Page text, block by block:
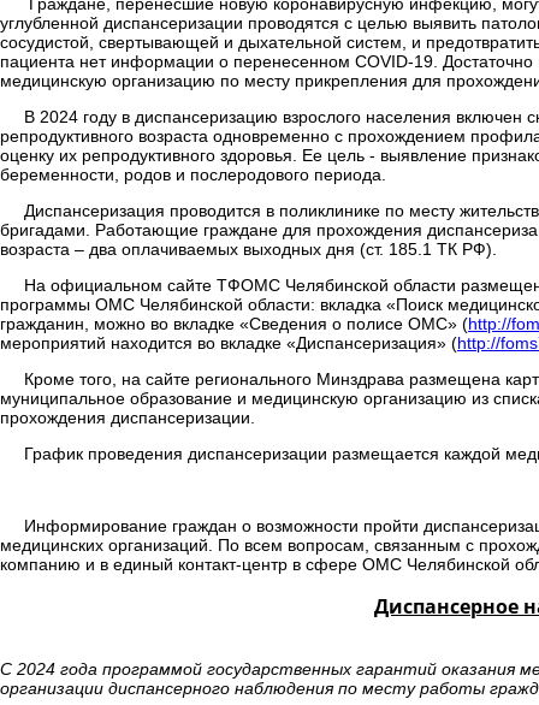
углубленной диспансеризации проводятся с целью выявить
сосудистой, свертывающей и дыхательной систем, и
пациента нет информации о перенесенном COVID-19. Достаточно
медицинскую организацию по месту прикрепления для
В 2024 году в диспансеризацию взрослого населения включен
репродуктивного возраста одновременно с прохождением
оценку их репродуктивного здоровья. Ее цель - выявление
беременности, родов и послеродового периода.
Диспансеризация проводится в поликлинике по месту
бригадами. Работающие граждане для прохождения
возраста – два оплачиваемых выходных дня (ст. 185.1 ТК РФ).
На официальном сайте ТФОМС Челябинской области
программы ОМС Челябинской области: вкладка «Поиск
гражданин, можно во вкладке «Сведения о полисе ОМС» (http://
мероприятий находится во вкладке «Диспансеризация» (http://
Кроме того, на сайте регионального Минздрава размещена
муниципальное образование и медицинскую организацию из
прохождения диспансеризации.
График проведения диспансеризации размещается каждой
Информирование граждан о возможности пройти
медицинских организаций. По всем вопросам, связанным с
компанию и в единый контакт-центр в сфере ОМС Челябинской
Диспансерное
С 2024 года программой государственных гарантий оказания
организации диспансерного наблюдения по месту работы